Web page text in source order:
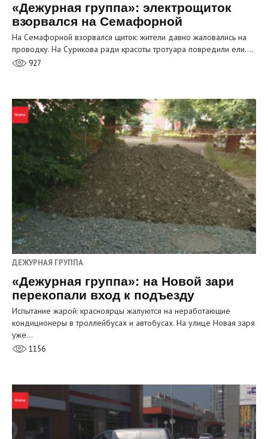
«Дежурная группа»: электрощиток
взорвался на Семафорной
На Семафорной взорвался щиток: жители давно жаловались на
проводку. На Сурикова ради красоты тротуара повредили ели.…
927
ДЕЖУРНАЯ ГРУППА
«Дежурная группа»: на Новой зари
перекопали вход к подъезду
Испытание жарой: красноярцы жалуются на неработающие
кондиционеры в троллейбусах и автобусах. На улице Новая заря
уже…
1156